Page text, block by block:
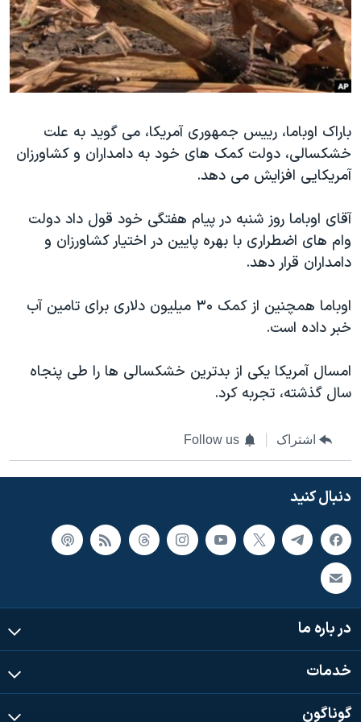
فرهنگ و زندگی
حقوق شهروندی
اقتصادی
اسرائیل در جنگ
گالری عکس
مستندها
انتخابات ریاست جمهوری آمریکا ۲۰۲۴
حمله جمهوری اسلامی به اسرائیل
ورزش زنان در ایران
اعتراضات زن، زندگی، آزادی
تریبونال مردمی آبان ۹۸
دادگاه حمید نوری
قانون شفافیت دارائی کادر رهبری ایران
اعتراضات مردمی آبان ۹۸
اسرائیل در جنگ
نرگس محمدی برنده جایزه نوبل صلح
صفحه‌های ویژه
سفر پرزیدنت ترامپ به چین
دنبال کنید
زبانهای مختلف
باراک اوباما، رييس جمهوری آمريکا، می گويد به علت
خشکسالی، دولت کمک های خود به دامداران و کشاورزان
آمريکايی افزايش می دهد.
آقای اوباما روز شنبه در پيام هفتگی خود قول داد دولت
وام های اضطراری با بهره پايين در اختيار کشاورزان و
دامداران قرار دهد.
اوباما همچنين از کمک ۳۰ ميليون دلاری برای تامين آب
خبر داده است.
امسال آمريکا يکی از بدترين خشکسالی ها را طی پنجاه
سال گذشته، تجربه کرد.
اشتراک Follow us
دنبال کنید
در باره ما
خدمات
گوناگون